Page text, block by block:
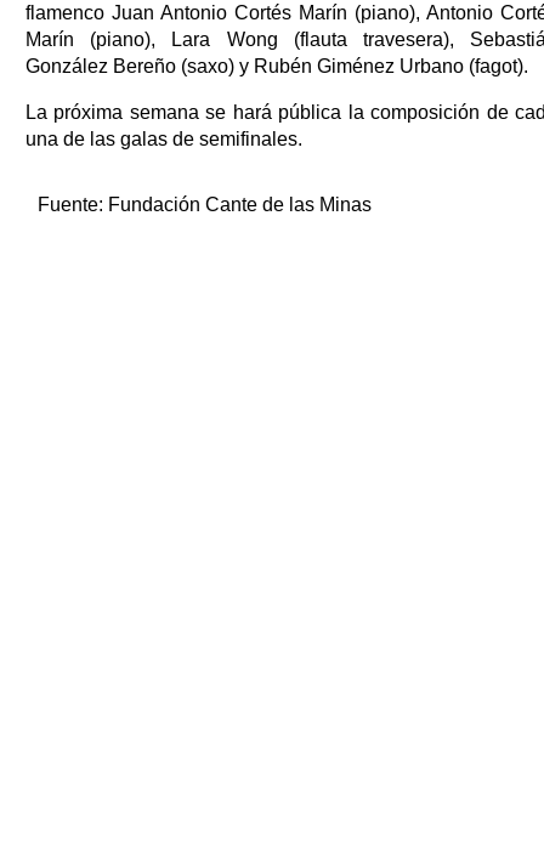
flamenco Juan Antonio Cortés Marín (piano), Antonio
Marín (piano), Lara Wong (flauta travesera),
González Bereño (saxo) y Rubén Giménez Urbano (fagot).
La próxima semana se hará pública la composición de
una de las galas de semifinales.
Fuente: Fundación Cante de las Minas